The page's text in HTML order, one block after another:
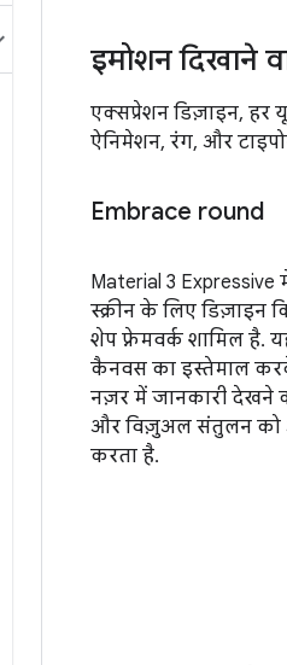
इमोशन दिखाने
एक्सप्रेशन डिज़ाइन,
ऐनिमेशन, रंग, और
Embrace round
Material 3 Expressive
स्क्रीन के लिए डिज़ाइन
शेप फ़्रेमवर्क शामिल है.
कैनवस का इस्तेमाल
नज़र में जानकारी देखने
और विज़ुअल संतुलन को
करता है.